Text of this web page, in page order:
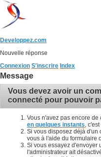
Developpez.com
Nouvelle réponse
Connexion S'inscrire Index
Message
Vous devez avoir un
connecté pour pouvoir
Vous n'avez pas encore
en quelques instants ,
Si vous disposez déjà d'un
vous à l'aide du formulaire
Si vous essayez d'envoyer
l'administrateur ait